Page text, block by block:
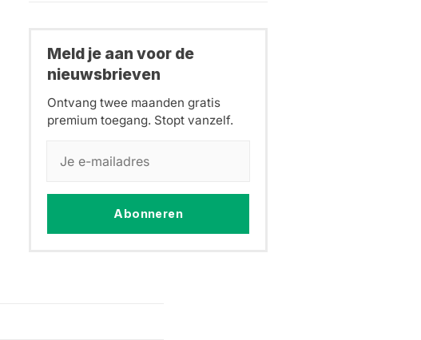
Meld je aan voor de
nieuwsbrieven
Ontvang twee maanden gratis
premium toegang. Stopt vanzelf.
Abonneren